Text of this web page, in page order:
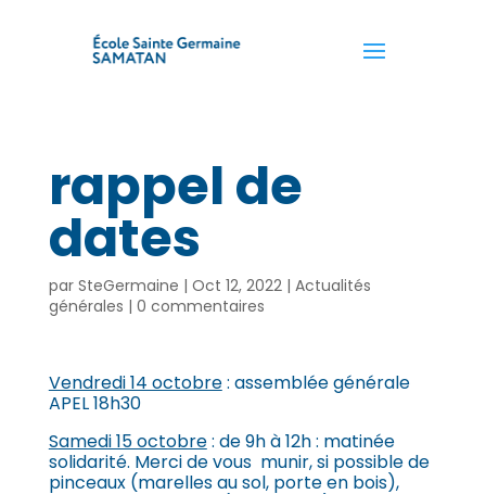
rappel de
dates
par SteGermaine | Oct 12, 2022| Actualités
générales | 0 commentaires
Vendredi 14 octobre: assemblée générale
APEL 18h30
Samedi 15 octobre: de 9h à 12h : matinée
solidarité. Merci de vous munir, si possible de
pinceaux (marelles au sol, porte en bois),